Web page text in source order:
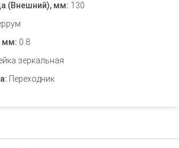
(Внешний), мм: 130
мм: 0.8
зеркальная
Переходник